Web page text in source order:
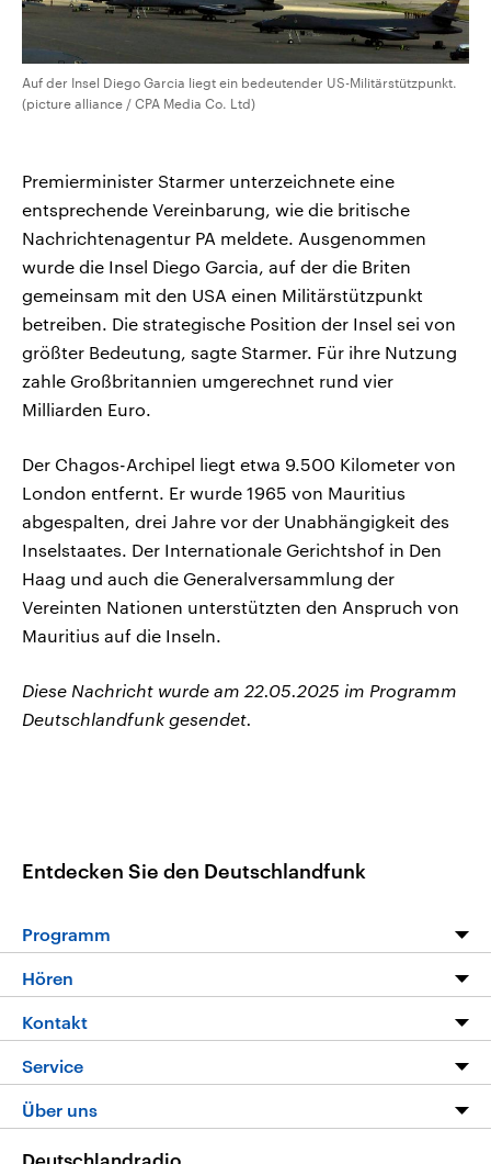
Auf der Insel Diego Garcia liegt ein bedeutender US-Militärstützpunkt.
(picture alliance / CPA Media Co. Ltd)
Premierminister Starmer unterzeichnete eine
entsprechende Vereinbarung, wie die britische
Nachrichtenagentur PA meldete. Ausgenommen
wurde die Insel Diego Garcia, auf der die Briten
gemeinsam mit den USA einen Militärstützpunkt
betreiben. Die strategische Position der Insel sei von
größter Bedeutung, sagte Starmer. Für ihre Nutzung
zahle Großbritannien umgerechnet rund vier
Milliarden Euro.
Der Chagos-Archipel liegt etwa 9.500 Kilometer von
London entfernt. Er wurde 1965 von Mauritius
abgespalten, drei Jahre vor der Unabhängigkeit des
Inselstaates. Der Internationale Gerichtshof in Den
Haag und auch die Generalversammlung der
Vereinten Nationen unterstützten den Anspruch von
Mauritius auf die Inseln.
Diese Nachricht wurde am 22.05.2025 im Programm
Deutschlandfunk gesendet.
Entdecken Sie den Deutschlandfunk
Programm
Programm
Die Nachrichten
Nachrichtenleicht
Neue Beiträge auf dlf.de
Hören
Livestream
Podcasts
Deutschlandfunk App
Nachrichten App
Kontakt
Hörerservice
Service
FAQ
Über uns
Deutschlandradio